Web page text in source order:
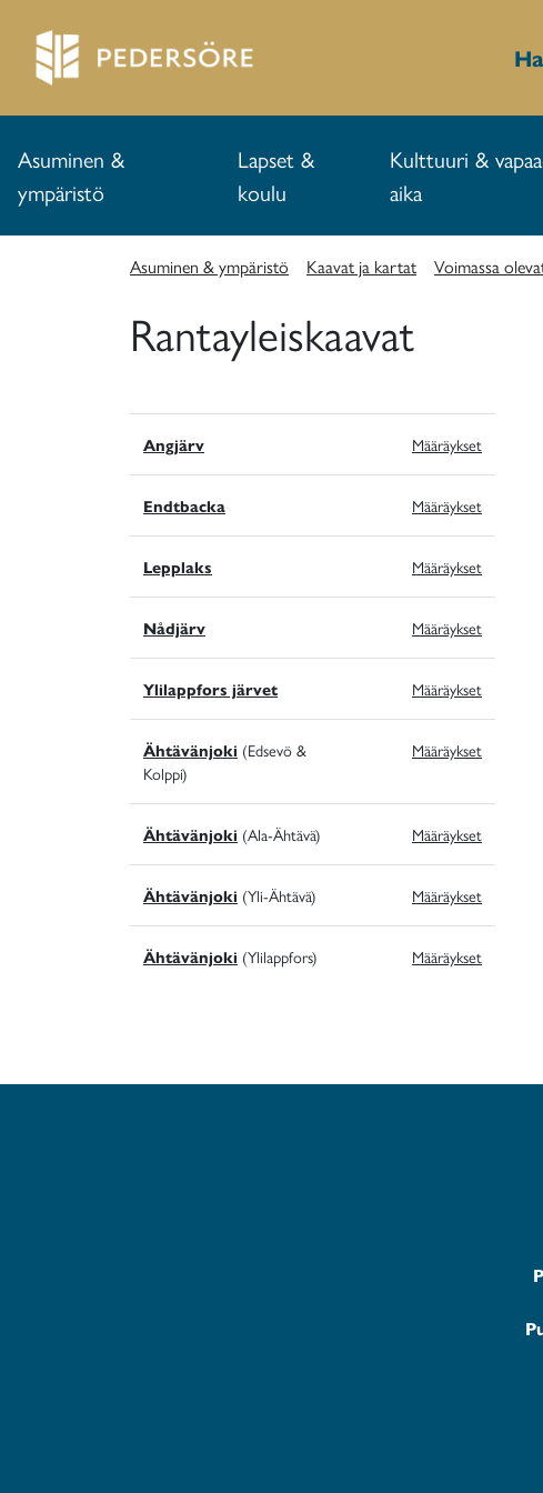
Asuminen &
ympäristö
Lapset &
koulu
Kulttuuri &
aika
Asuminen & ympäristö Kaavat ja kartat Voimassa
Rantayleiskaavat
Angjärv Määräykset
Endtbacka Määräykset
Lepplaks Määräykset
Nådjärv Määräykset
Ylilappfors järvet Määräykset
Ähtävänjoki (Edsevö &
Kolppi)
Määräykset
Ähtävänjoki (Ala-Ähtävä) Määräykset
Ähtävänjoki (Yli-Ähtävä) Määräykset
Ähtävänjoki (Ylilappfors) Määräykset